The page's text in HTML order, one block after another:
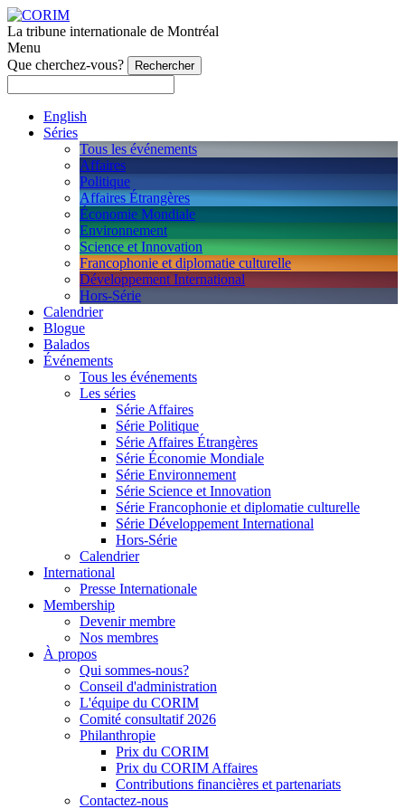
La tribune internationale de Montréal
Menu
Que cherchez-vous?
English
Séries
Tous les événements
Affaires
Politique
Affaires Étrangères
Économie Mondiale
Environnement
Science et Innovation
Francophonie et diplomatie culturelle
Développement International
Hors-Série
Calendrier
Blogue
Balados
Événements
Tous les événements
Les séries
Série Affaires
Série Politique
Série Affaires Étrangères
Série Économie Mondiale
Série Environnement
Série Science et Innovation
Série Francophonie et diplomatie culturelle
Série Développement International
Hors-Série
Calendrier
International
Presse Internationale
Membership
Devenir membre
Nos membres
À propos
Qui sommes-nous?
Conseil d'administration
L'équipe du CORIM
Comité consultatif 2026
Philanthropie
Prix du CORIM
Prix du CORIM Affaires
Contributions financières et partenariats
Contactez-nous